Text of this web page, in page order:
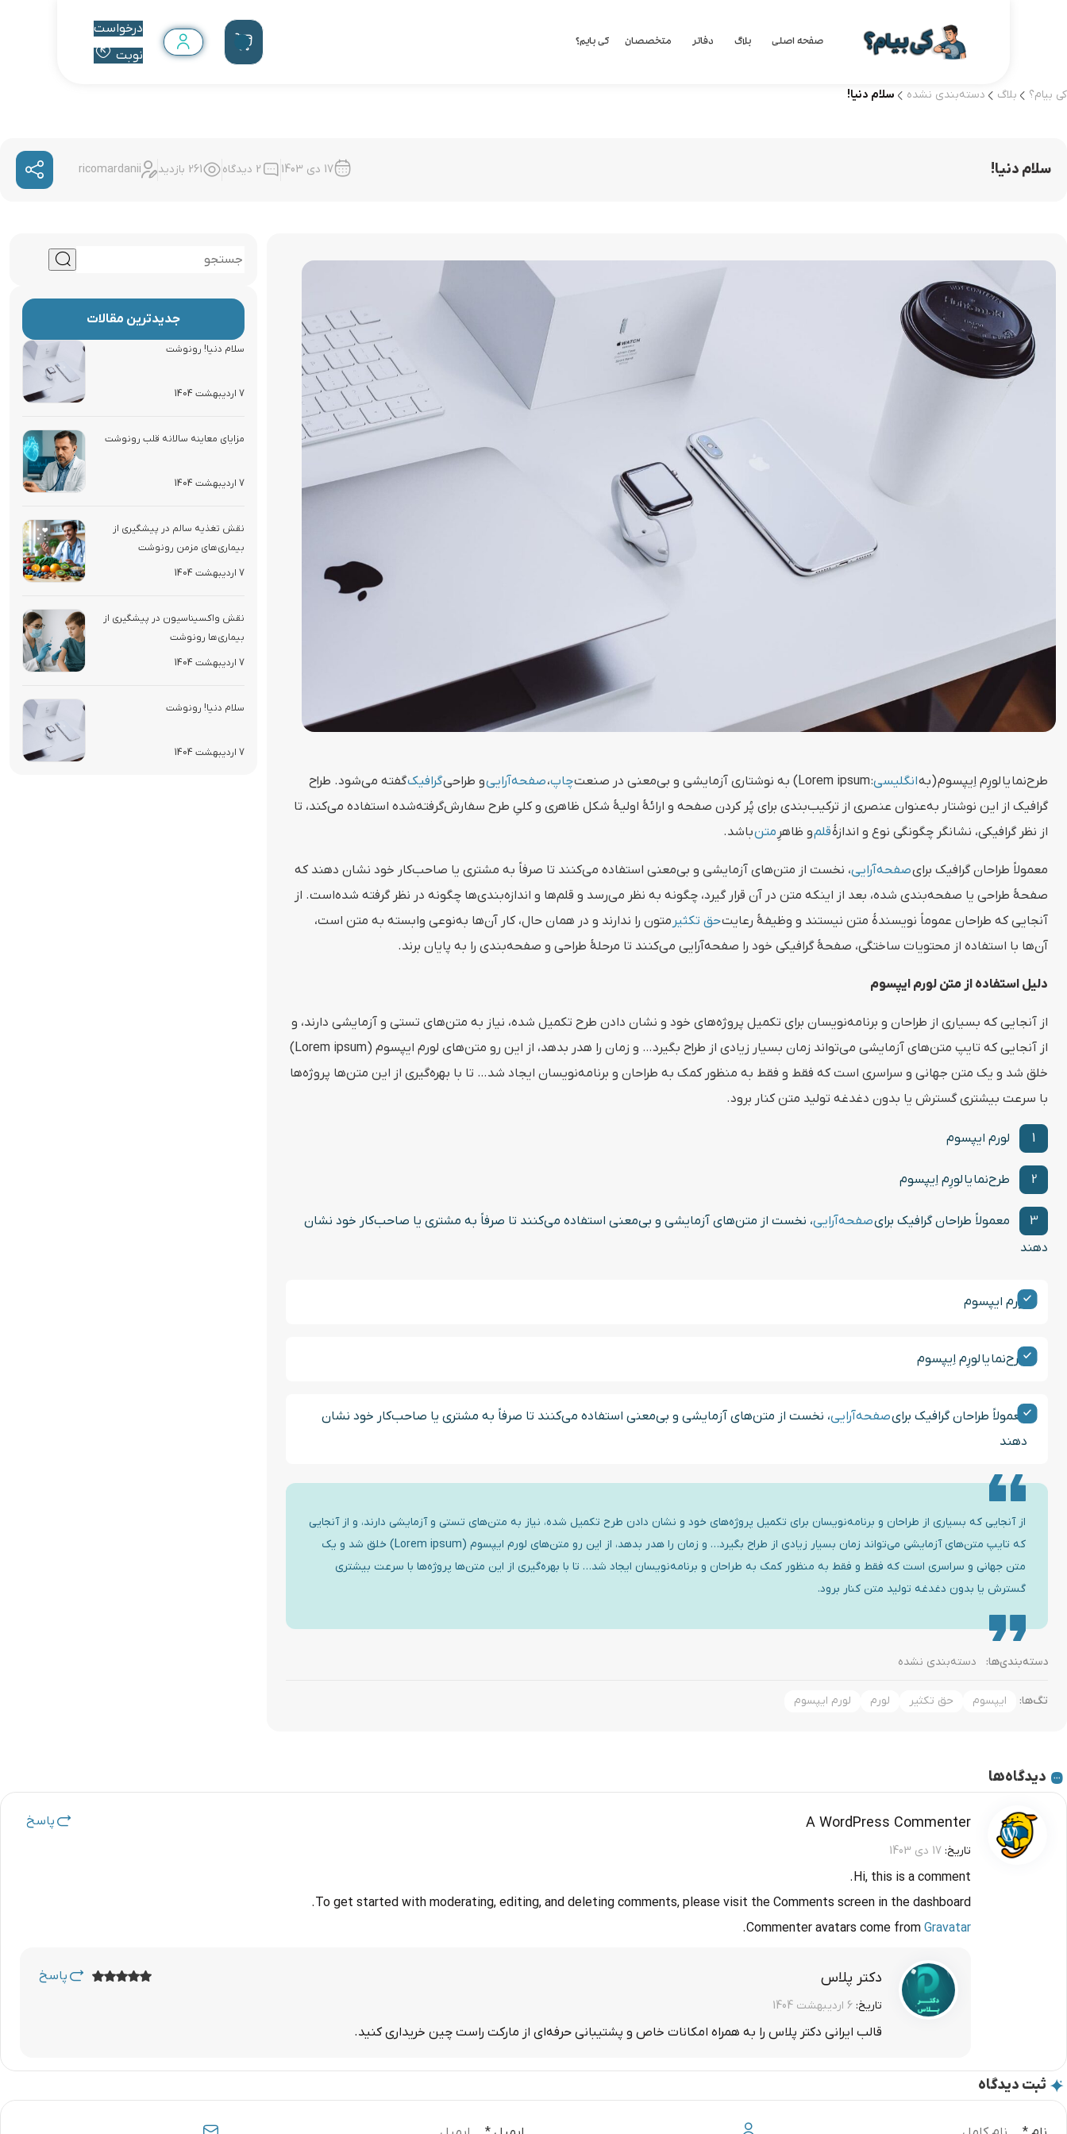
صفحه اصلی بلاگ دفاتر متخصصان کی بایم؟
درخواست
نوبت
کی بیام؟ بلاگ دسته‌بندی نشده سلام دنیا!
سلام دنیا! 17 دی 1403 2 دیدگاه 261 بازدید ricomardanii
طرح‌نمایالورِم اِیپسوم(بهانگلیسی:
Lorem ipsum) به نوشتاری آزمایشی و بی‌معنی در صنعتچاپ،صفحه‌آراییو طراحیگرافیکگفته می‌شود. طراح
گرافیک از این نوشتار به‌عنوان عنصری از ترکیب‌بندی برای پُر کردن صفحه و ارائهٔ اولیهٔ شکل ظاهری و کلیِ طرح سفارش‌گرفته‌شده استفاده می‌کند، تا
از نظر گرافیکی، نشانگر چگونگی نوع و اندازهٔقلمو ظاهرِ متنباشد.
معمولاً طراحان گرافیک برایصفحه‌آرایی، نخست از متن‌های آزمایشی و بی‌معنی استفاده می‌کنند تا صرفاً به مشتری یا صاحب‌کار خود نشان دهند که
صفحهٔ طراحی یا صفحه‌بندی شده، بعد از اینکه متن در آن قرار گیرد، چگونه به نظر می‌رسد و قلم‌ها و اندازه‌بندی‌ها چگونه در نظر گرفته شده‌است. از
آنجایی که طراحان عموماً نویسندهٔ متن نیستند و وظیفهٔ رعایتحق تکثیر متون را ندارند و در همان حال، کار آن‌ها به‌نوعی وابسته به متن است،
آن‌ها با استفاده از محتویات ساختگی، صفحهٔ گرافیکی خود را صفحه‌آرایی می‌کنند تا مرحلهٔ طراحی و صفحه‌بندی را به پایان برند.
دلیل استفاده از متن لورم ایپسوم
از آنجایی که بسیاری از طراحان و برنامه‌نویسان برای تکمیل پروژه‌های خود و نشان دادن طرح تکمیل شده، نیاز به متن‌های تستی و آزمایشی دارند، و
از آنجایی که تایپ متن‌های آزمایشی می‌تواند زمان بسیار زیادی از طراح بگیرد… و زمان را هدر بدهد، از این رو متن‌های لورم ایپسوم (Lorem ipsum)
خلق شد و یک متن جهانی و سراسری است که فقط و فقط به منظور کمک به طراحان و برنامه‌نویسان ایجاد شد… تا با بهره‌گیری از این متن‌ها پروژه‌ها
با سرعت بیشتری گسترش یا بدون دغدغه تولید متن کنار برود.
لورم ایپسوم
طرح‌نمایالورِم اِیپسوم
معمولاً طراحان گرافیک برایصفحه‌آرایی، نخست از متن‌های آزمایشی و بی‌معنی استفاده می‌کنند تا صرفاً به مشتری یا صاحب‌کار خود نشان
دهند
لورم ایپسوم
طرح‌نمایالورِم اِیپسوم
معمولاً طراحان گرافیک برایصفحه‌آرایی، نخست از متن‌های آزمایشی و بی‌معنی استفاده می‌کنند تا صرفاً به مشتری یا صاحب‌کار خود نشان
دهند
از آنجایی که بسیاری از طراحان و برنامه‌نویسان برای تکمیل پروژه‌های خود و نشان دادن طرح تکمیل شده، نیاز به متن‌های تستی و آزمایشی دارند، و از آنجایی
که تایپ متن‌های آزمایشی می‌تواند زمان بسیار زیادی از طراح بگیرد… و زمان را هدر بدهد، از این رو متن‌های لورم ایپسوم (Lorem ipsum) خلق شد و یک
متن جهانی و سراسری است که فقط و فقط به منظور کمک به طراحان و برنامه‌نویسان ایجاد شد… تا با بهره‌گیری از این متن‌ها پروژه‌ها با سرعت بیشتری
گسترش یا بدون دغدغه تولید متن کنار برود.
دسته‌بندی‌ها: دسته‌بندی نشده
تگ‌ها: ایپسوم حق تکثیر لورم لورم ایپسوم
جدیدترین مقالات
سلام دنیا! رونوشت
7 اردیبهشت 1404
مزایای معاینه سالانه قلب رونوشت
7 اردیبهشت 1404
نقش تغذیه سالم در پیشگیری از
بیماری‌های مزمن رونوشت
7 اردیبهشت 1404
نقش واکسیناسیون در پیشگیری از
بیماری‌ها رونوشت
7 اردیبهشت 1404
سلام دنیا! رونوشت
7 اردیبهشت 1404
دیدگاه‌ها
A WordPress Commenter
تاریخ: 17 دی 1403
پاسخ
Hi, this is a comment.
To get started with moderating, editing, and deleting comments, please visit the Comments screen in the dashboard.
Commenter avatars come from Gravatar
.
دکتر پلاس
تاریخ: 6 اردیبهشت 1404
پاسخ
قالب ایرانی دکتر پلاس را به همراه امکانات خاص و پشتیبانی حرفه‌ای از مارکت راست چین خریداری کنید.
ثبت دیدگاه